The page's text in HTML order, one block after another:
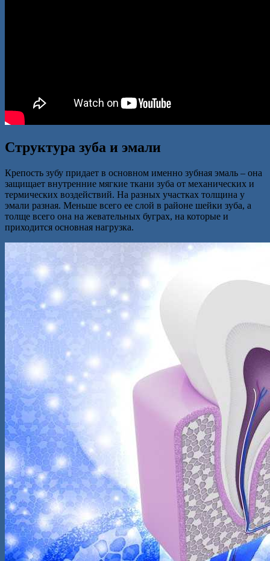
Структура зуба и эмали
Крепость зубу придает в основном именно зубная эмаль – она
защищает внутренние мягкие ткани зуба от механических и
термических воздействий. На разных участках толщина у
эмали разная. Меньше всего ее слой в районе шейки зуба, а
толще всего она на жевательных буграх, на которые и
приходится основная нагрузка.